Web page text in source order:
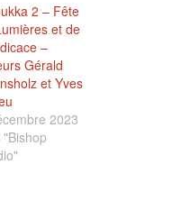
2 – Fête
et de
–
Gérald
et Yves
2023
"Bishop